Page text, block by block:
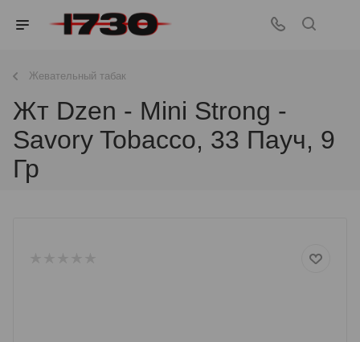
Жевательный табак
Жт Dzen - Mini Strong -
Savory Tobacco, 33 Пауч, 9
Гр